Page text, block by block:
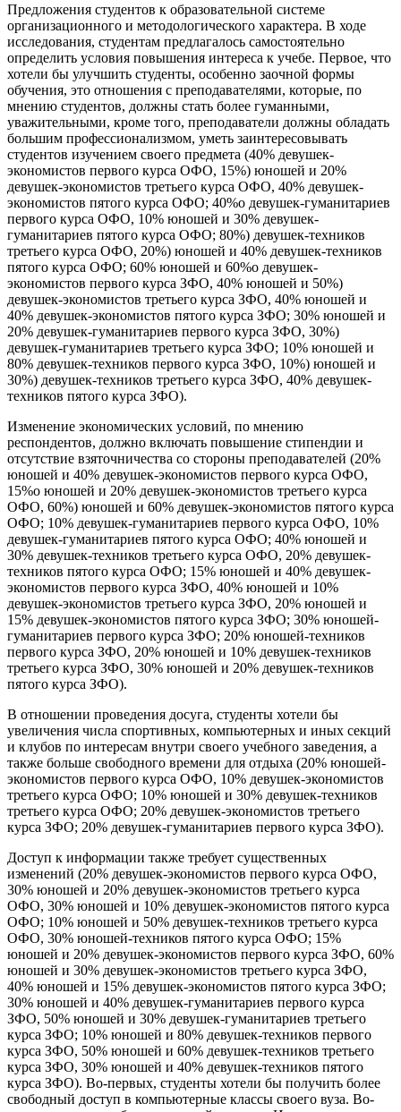
Предложения студентов к образовательной системе
организационного и методологического характера. В ходе
исследования, студентам предлагалось самостоятельно
определить условия повышения интереса к учебе. Первое, что
хотели бы улучшить студенты, особенно заочной формы
обучения, это отношения с преподавателями, которые, по
мнению студентов, должны стать более гуманными,
уважительными, кроме того, преподаватели должны обладать
большим профессионализмом, уметь заинтересовывать
студентов изучением своего предмета (40% девушек-
экономистов первого курса ОФО, 15%) юношей и 20%
девушек-экономистов третьего курса ОФО, 40% девушек-
экономистов пятого курса ОФО; 40%о девушек-гуманитариев
первого курса ОФО, 10% юношей и 30% девушек-
гуманитариев пятого курса ОФО; 80%) девушек-техников
третьего курса ОФО, 20%) юношей и 40% девушек-техников
пятого курса ОФО; 60% юношей и 60%о девушек-
экономистов первого курса ЗФО, 40% юношей и 50%)
девушек-экономистов третьего курса ЗФО, 40% юношей и
40% девушек-экономистов пятого курса ЗФО; 30% юношей и
20% девушек-гуманитариев первого курса ЗФО, 30%)
девушек-гуманитариев третьего курса ЗФО; 10% юношей и
80% девушек-техников первого курса ЗФО, 10%) юношей и
30%) девушек-техников третьего курса ЗФО, 40% девушек-
техников пятого курса ЗФО).
Изменение экономических условий, по мнению
респондентов, должно включать повышение стипендии и
отсутствие взяточничества со стороны преподавателей (20%
юношей и 40% девушек-экономистов первого курса ОФО,
15%о юношей и 20% девушек-экономистов третьего курса
ОФО, 60%) юношей и 60% девушек-экономистов пятого курса
ОФО; 10% девушек-гуманитариев первого курса ОФО, 10%
девушек-гуманитариев пятого курса ОФО; 40% юношей и
30% девушек-техников третьего курса ОФО, 20% девушек-
техников пятого курса ОФО; 15% юношей и 40% девушек-
экономистов первого курса ЗФО, 40% юношей и 10%
девушек-экономистов третьего курса ЗФО, 20% юношей и
15% девушек-экономистов пятого курса ЗФО; 30% юношей-
гуманитариев первого курса ЗФО; 20% юношей-техников
первого курса ЗФО, 20% юношей и 10% девушек-техников
третьего курса ЗФО, 30% юношей и 20% девушек-техников
пятого курса ЗФО).
В отношении проведения досуга, студенты хотели бы
увеличения числа спортивных, компьютерных и иных секций
и клубов по интересам внутри своего учебного заведения, а
также больше свободного времени для отдыха (20% юношей-
экономистов первого курса ОФО, 10% девушек-экономистов
третьего курса ОФО; 10% юношей и 30% девушек-техников
третьего курса ОФО; 20% девушек-экономистов третьего
курса ЗФО; 20% девушек-гуманитариев первого курса ЗФО).
Доступ к информации также требует существенных
изменений (20% девушек-экономистов первого курса ОФО,
30% юношей и 20% девушек-экономистов третьего курса
ОФО, 30% юношей и 10% девушек-экономистов пятого курса
ОФО; 10% юношей и 50% девушек-техников третьего курса
ОФО, 30% юношей-техников пятого курса ОФО; 15%
юношей и 20% девушек-экономистов первого курса ЗФО, 60%
юношей и 30% девушек-экономистов третьего курса ЗФО,
40% юношей и 15% девушек-экономистов пятого курса ЗФО;
30% юношей и 40% девушек-гуманитариев первого курса
ЗФО, 50% юношей и 30% девушек-гуманитариев третьего
курса ЗФО; 10% юношей и 80% девушек-техников первого
курса ЗФО, 50% юношей и 60% девушек-техников третьего
курса ЗФО, 30% юношей и 40% девушек-техников пятого
курса ЗФО). Во-первых, студенты хотели бы получить более
свободный доступ в компьютерные классы своего вуза. Во-